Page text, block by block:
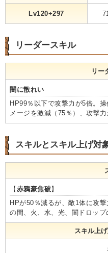
Lv120+297
リーダースキル
リー
闇に散れい
HP99％以下で攻撃力が5倍。
メージを激減（75％）、攻撃
スキルとスキル上げ対
【 赤鴉豪焦破】
HPが50％減るが、敵1体に攻
の間、火、水、光、闇ドロッ
スキル上